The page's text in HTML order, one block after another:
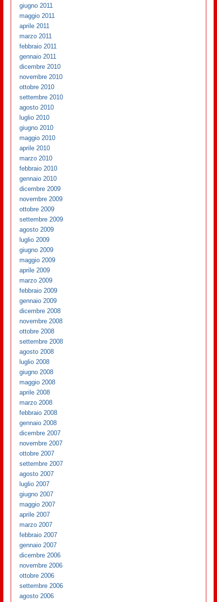
giugno 2011
maggio 2011
aprile 2011
marzo 2011
febbraio 2011
gennaio 2011
dicembre 2010
novembre 2010
ottobre 2010
settembre 2010
agosto 2010
luglio 2010
giugno 2010
maggio 2010
aprile 2010
marzo 2010
febbraio 2010
gennaio 2010
dicembre 2009
novembre 2009
ottobre 2009
settembre 2009
agosto 2009
luglio 2009
giugno 2009
maggio 2009
aprile 2009
marzo 2009
febbraio 2009
gennaio 2009
dicembre 2008
novembre 2008
ottobre 2008
settembre 2008
agosto 2008
luglio 2008
giugno 2008
maggio 2008
aprile 2008
marzo 2008
febbraio 2008
gennaio 2008
dicembre 2007
novembre 2007
ottobre 2007
settembre 2007
agosto 2007
luglio 2007
giugno 2007
maggio 2007
aprile 2007
marzo 2007
febbraio 2007
gennaio 2007
dicembre 2006
novembre 2006
ottobre 2006
settembre 2006
agosto 2006